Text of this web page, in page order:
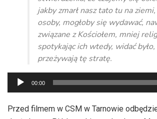
jakby zmarł nasz tato tu na
osoby, mogłoby się wydawać,
związane z Kościołem, mniej
spotykając ich wtedy, widać
przeżywają tę stratę.
Odtwarzacz
plików
dźwiękowych
00:00
Przed filmem w CSM w Tarnowie